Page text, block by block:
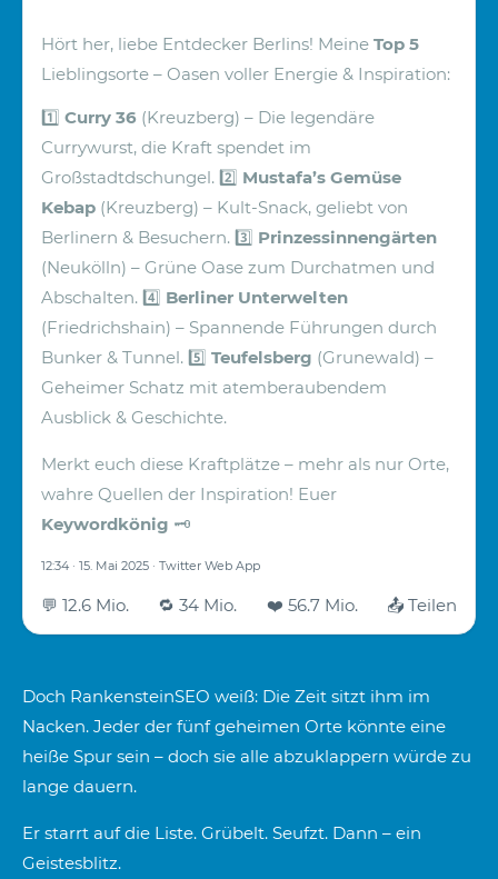
Hört her, liebe Entdecker Berlins! Meine Top 5
Lieblingsorte – Oasen voller Energie & Inspiration:
1️⃣ Curry 36 (Kreuzberg) – Die legendäre
Currywurst, die Kraft spendet im
Großstadtdschungel. 2️⃣ Mustafa’s Gemüse
Kebap (Kreuzberg) – Kult-Snack, geliebt von
Berlinern & Besuchern. 3️⃣ Prinzessinnengärten
(Neukölln) – Grüne Oase zum Durchatmen und
Abschalten. 4️⃣ Berliner Unterwelten
(Friedrichshain) – Spannende Führungen durch
Bunker & Tunnel. 5️⃣ Teufelsberg (Grunewald) –
Geheimer Schatz mit atemberaubendem
Ausblick & Geschichte.
Merkt euch diese Kraftplätze – mehr als nur Orte,
wahre Quellen der Inspiration! Euer
Keywordkönig 🗝️
12:34 · 15. Mai 2025 · Twitter Web App
💬 12.6 Mio. 🔁 34 Mio. ❤️ 56.7 Mio. 📤 Teilen
Doch RankensteinSEO weiß: Die Zeit sitzt ihm im
Nacken. Jeder der fünf geheimen Orte könnte eine
heiße Spur sein – doch sie alle abzuklappern würde zu
lange dauern.
Er starrt auf die Liste. Grübelt. Seufzt. Dann – ein
Geistesblitz.